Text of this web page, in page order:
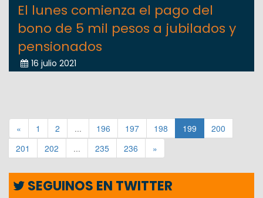
El lunes comienza el pago del
bono de 5 mil pesos a jubilados y
pensionados
16 julio 2021
« 1 2 ... 196 197 198 199
200
201
202 ... 235 236 »
SEGUINOS EN TWITTER